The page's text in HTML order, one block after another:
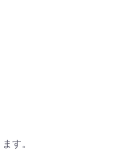
す。